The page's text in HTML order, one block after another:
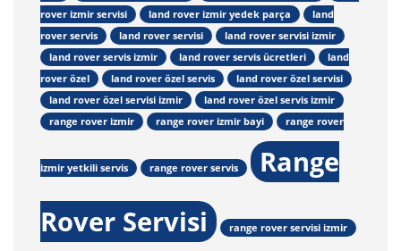
rover izmir servisi
land rover izmir yedek parça
land
rover servis
land rover servisi
land rover servisi izmir
land rover servis izmir
land rover servis ücretleri
land
rover özel
land rover özel servis
land rover özel servisi
land rover özel servisi izmir
land rover özel servis izmir
range rover izmir
range rover izmir bayi range rover
izmir yetkili servis range rover servis
Range
Rover Servisi
range rover servisi izmir